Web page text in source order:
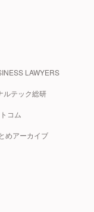
LAWYERS
ルテック総研
コム
めアーカイブ